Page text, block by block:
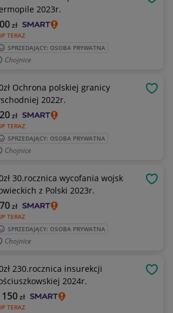
2023r.
TERAZ
zł
SPRZEDAJĄCY: OSOBA PRYWATNA
Chojnice
Ochrona polskiej granicy
2022r.
TERAZ
zł
SPRZEDAJĄCY: OSOBA PRYWATNA
Chojnice
30.rocznica wycofania wojsk
z Polski 2023r.
TERAZ
zł
SPRZEDAJĄCY: OSOBA PRYWATNA
Chojnice
230.rocznica insurekcji
2024r.
TERAZ
150zł